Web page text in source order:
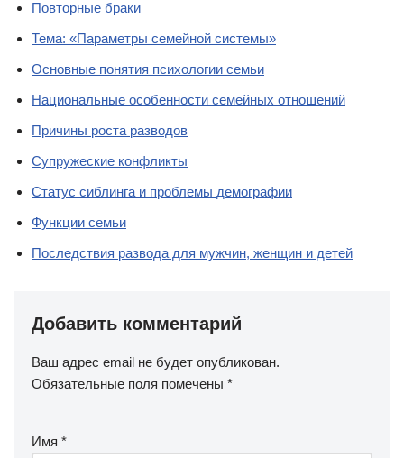
Повторные браки
Тема: «Параметры семейной системы»
Основные понятия психологии семьи
Национальные особенности семейных отношений
Причины роста разводов
Супружеские конфликты
Статус сиблинга и проблемы демографии
Функции семьи
Последствия развода для мужчин, женщин и детей
Добавить комментарий
Ваш адрес email не будет опубликован.
Обязательные поля помечены *
Имя *